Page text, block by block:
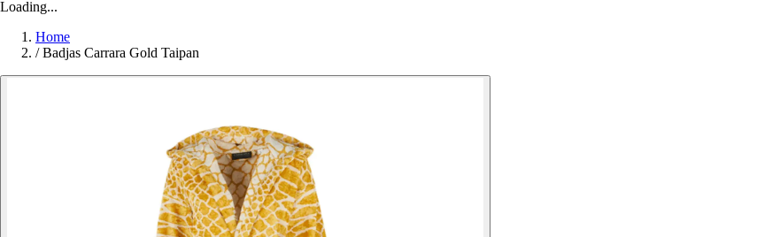
Loading...
Home
/ Badjas Carrara Gold Taipan